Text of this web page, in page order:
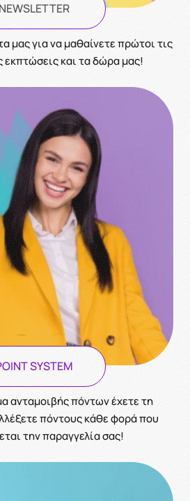
NEWSLETTER
μας για να μαθαίνετε πρώτοι τις
εκπτώσεις και τα δώρα μας!
SYSTEM
ανταμοιβής πόντων έχετε τη
πόντους κάθε φορά που
την παραγγελία σας!